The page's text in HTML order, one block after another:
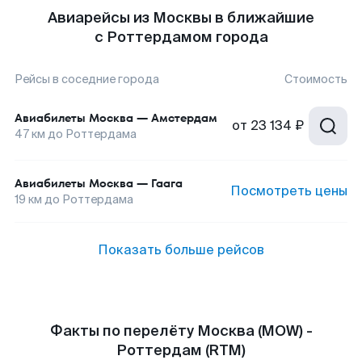
Авиарейсы из Москвы в ближайшие
с Роттердамом города
Рейсы в соседние города Стоимость
Авиабилеты Москва — Амстердам
47км до Роттердама от 23 134 ₽
Авиабилеты Москва — Гаага
19 км до Роттердама Посмотреть цены
Показать больше рейсов
Факты по перелёту Москва (MOW) -
Роттердам (RTM)